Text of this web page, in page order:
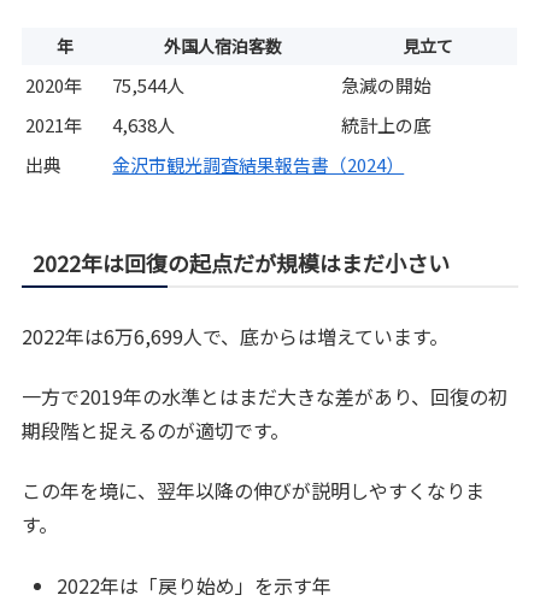
年 外国人宿泊客数 見立て
2020年 75,544人
急減の開始
2021年
4,638人
統計上の底
出典
金沢市観光調査結果報告書（2024）
2022年は回復の起点だが規模はまだ小さい
2022年は6万6,699人で、底からは増えています。
一方で2019年の水準とはまだ大きな差があり、回復の初
期段階と捉えるのが適切です。
この年を境に、翌年以降の伸びが説明しやすくなりま
す。
2022年は「戻り始め」を示す年